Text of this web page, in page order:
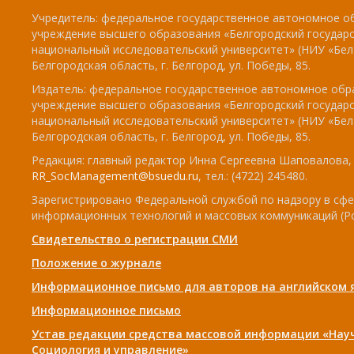
Учредитель: федеральное государственное автономное
учреждение высшего образования «Белгородский
национальный исследовательский университет» (НИУ
Белгородская область, г. Белгород, ул. Победы, 85.
Издатель: федеральное государственное автономное
учреждение высшего образования «Белгородский
национальный исследовательский университет» (НИУ
Белгородская область, г. Белгород, ул. Победы, 85.
Редакция: главный редактор Инна Сергеевна
RR_SocManagement@bsuedu.ru, тел.: (4722) 245480.
Зарегистрировано Федеральной службой по надзору в
информационных технологий и массовых коммуникаций
Свидетельство о регистрации СМИ
Положение о журнале
Информационное письмо для авторов на английском
Информационное письмо
Устав редакции средства массовой информации
Социология и управление»